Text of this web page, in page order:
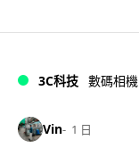
3C科技 數碼相機
Vin 1 日